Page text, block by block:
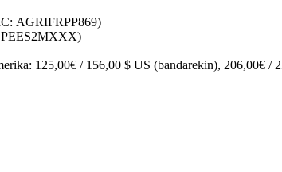
AGRIFRPP869)
: 125,00€ / 156,00 $ US (bandarekin), 206,00€ /